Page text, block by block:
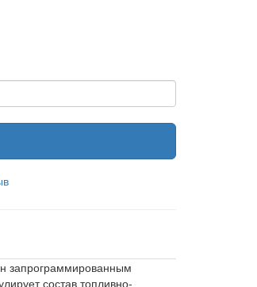
запрограммированным
состав топливно-